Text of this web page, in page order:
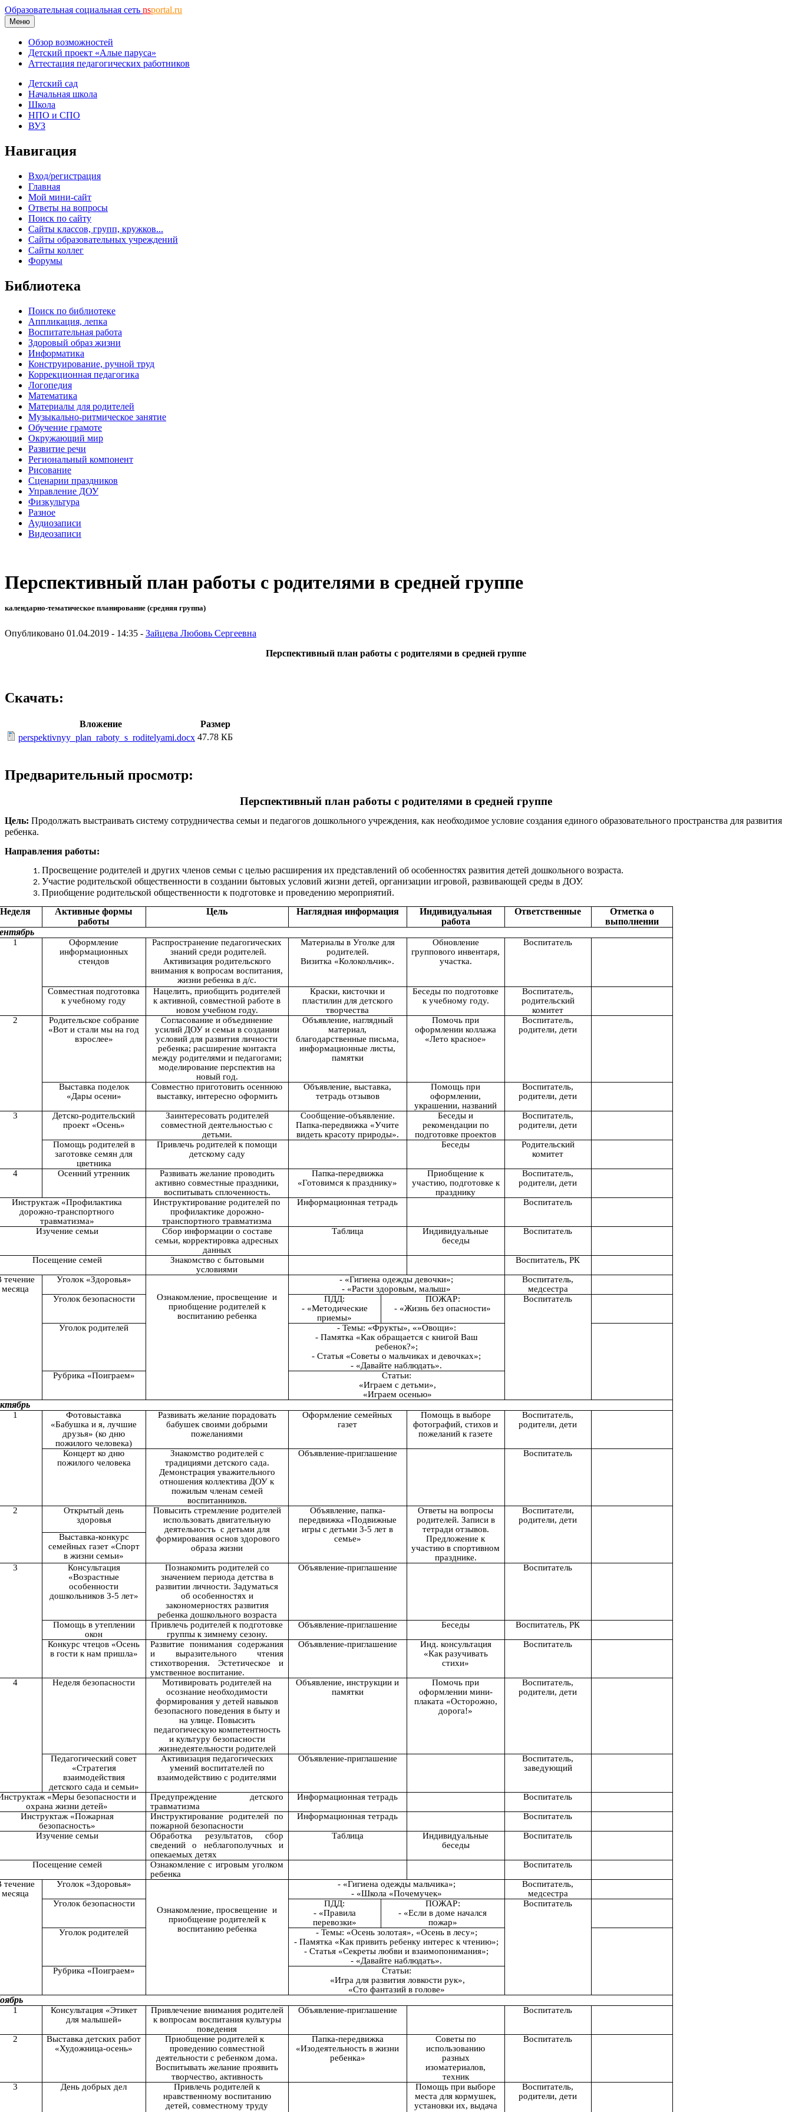
Образовательная социальная сеть nsportal.ru
Меню
Обзор возможностей
Детский проект «Алые паруса»
Аттестация педагогических работников
Детский сад
Начальная школа
Школа
НПО и СПО
ВУЗ
Навигация
Вход/регистрация
Главная
Мой мини-сайт
Ответы на вопросы
Поиск по сайту
Сайты классов, групп, кружков...
Сайты образовательных учреждений
Сайты коллег
Форумы
Библиотека
Поиск по библиотеке
Аппликация, лепка
Воспитательная работа
Здоровый образ жизни
Информатика
Конструирование, ручной труд
Коррекционная педагогика
Логопедия
Математика
Материалы для родителей
Музыкально-ритмическое занятие
Обучение грамоте
Окружающий мир
Развитие речи
Региональный компонент
Рисование
Сценарии праздников
Управление ДОУ
Физкультура
Разное
Аудиозаписи
Видеозаписи
Перспективный план работы с родителями в средней группе
календарно-тематическое планирование (средняя группа)
Опубликовано 01.04.2019 - 14:35 - Зайцева Любовь Сергеевна
Перспективный план работы с родителями в средней группе
Скачать:
Вложение
Размер
perspektivnyy_plan_raboty_s_roditelyami.docx 47.78 КБ
Предварительный просмотр:
Перспективный план работы с родителями в средней группе
Цель: Продолжать выстраивать систему сотрудничества семьи и педагогов дошкольного учреждения, как необходимое условие создания единого образовательного пространства для развития
ребенка.
Направления работы:
Просвещение родителей и других членов семьи с целью расширения их представлений об особенностях развития детей дошкольного возраста.
Участие родительской общественности в создании бытовых условий жизни детей, организации игровой, развивающей среды в ДОУ.
Приобщение родительской общественности к подготовке и проведению мероприятий.
Неделя
Активные формы
работы
Цель Наглядная информация
Индивидуальная
работа
Ответственные
Отметка о
выполнении
1
Оформление
информационных
стендов
Распространение педагогических
знаний среди родителей.
Активизация родительского
внимания к вопросам воспитания,
жизни ребенка в д/с.
Материалы в Уголке для
родителей.
Визитка «Колокольчик».
Обновление
группового инвентаря,
участка.
Воспитатель
Совместная подготовка
к учебному году
Нацелить, приобщить родителей
к активной, совместной работе в
новом учебном году.
Краски, кисточки и
пластилин для детского
творчества
Беседы по подготовке
к учебному году.
Воспитатель,
родительский
комитет
2
Родительское собрание
«Вот и стали мы на год
взрослее»
Согласование и объединение
усилий ДОУ и семьи в создании
условий для развития личности
ребенка; расширение контакта
между родителями и педагогами;
моделирование перспектив на
новый год.
Объявление, наглядный
материал,
благодарственные письма,
информационные листы,
памятки
Помочь при
оформлении коллажа
«Лето красное»
Воспитатель,
родители, дети
Выставка поделок
«Дары осени»
Совместно приготовить осеннюю
выставку, интересно оформить
Объявление, выставка,
тетрадь отзывов
Помощь при
оформлении,
украшении, названий
Воспитатель,
родители, дети
3
Детско-родительский
проект «Осень»
Заинтересовать родителей
совместной деятельностью с
детьми.
Сообщение-объявление.
Папка-передвижка «Учите
видеть красоту природы».
Беседы и
рекомендации по
подготовке проектов
Воспитатель,
родители, дети
Помощь родителей в
заготовке семян для
цветника
Привлечь родителей к помощи
детскому саду
Беседы
Родительский
комитет
4 Осенний утренник
Развивать желание проводить
активно совместные праздники,
воспитывать сплоченность.
Папка-передвижка
«Готовимся к празднику»
Приобщение к
участию, подготовке к
празднику
Воспитатель,
родители, дети
Инструктаж «Профилактика
дорожно-транспортного
травматизма»
Инструктирование родителей по
профилактике дорожно-
транспортного травматизма
Информационная тетрадь Воспитатель
Изучение семьи
Сбор информации о составе
семьи, корректировка адресных
данных
Таблица
Индивидуальные
беседы
Воспитатель
Посещение семей
Знакомство с бытовыми
условиями
Воспитатель, РК
течение
месяца
Уголок «Здоровья»
Ознакомление, просвещение и
приобщение родителей к
воспитанию ребенка
- «Гигиена одежды девочки»;
- «Расти здоровым, малыш»
Воспитатель,
медсестра
Уголок безопасности
ПДД:
- «Методические
приемы»
ПОЖАР:
- «Жизнь без опасности»
Воспитатель
Уголок родителей
- Темы: «Фрукты», «»Овощи»:
- Памятка «Как обращается с книгой Ваш
ребенок?»;
- Статья «Советы о мальчиках и девочках»;
- «Давайте наблюдать».
Рубрика «Поиграем»
Статьи:
«Играем с детьми»,
«Играем осенью»
1
Фотовыставка
«Бабушка и я, лучшие
друзья» (ко дню
пожилого человека)
Развивать желание порадовать
бабушек своими добрыми
пожеланиями
Оформление семейных
газет
Помощь в выборе
фотографий, стихов и
пожеланий к газете
Воспитатель,
родители, дети
Концерт ко дню
пожилого человека
Знакомство родителей с
традициями детского сада.
Демонстрация уважительного
отношения коллектива ДОУ к
пожилым членам семей
воспитанников.
Объявление-приглашение Воспитатель
2
Открытый день
здоровья
Повысить стремление родителей
использовать двигательную
деятельность с детьми для
формирования основ здорового
образа жизни
Объявление, папка-
передвижка «Подвижные
игры с детьми 3-5 лет в
семье»
Ответы на вопросы
родителей. Записи в
тетради отзывов.
Предложение к
участию в спортивном
празднике.
Воспитатели,
родители, дети
Выставка-конкурс
семейных газет «Спорт
в жизни семьи»
3
Консультация
«Возрастные
особенности
дошкольников 3-5 лет»
Познакомить родителей со
значением периода детства в
развитии личности. Задуматься
об особенностях и
закономерностях развития
ребенка дошкольного возраста
Объявление-приглашение Воспитатель
Помощь в утеплении
окон
Привлечь родителей к подготовке
группы к зимнему сезону.
Объявление-приглашение Беседы Воспитатель, РК
Конкурс чтецов «Осень
в гости к нам пришла»
Развитие понимания содержания
и выразительного чтения
стихотворения. Эстетическое и
умственное воспитание.
Объявление-приглашение
Инд. консультация
«Как разучивать
стихи»
Воспитатель
4 Неделя безопасности
Мотивировать родителей на
осознание необходимости
формирования у детей навыков
безопасного поведения в быту и
на улице. Повысить
педагогическую компетентность
и культуру безопасности
жизнедеятельности родителей
Объявление, инструкции и
памятки
Помочь при
оформлении мини-
плаката «Осторожно,
дорога!»
Воспитатель,
родители, дети
Педагогический совет
«Стратегия
взаимодействия
детского сада и семьи»
Активизация педагогических
умений воспитателей по
взаимодействию с родителями
Объявление-приглашение
Воспитатель,
заведующий
«Меры безопасности и
охрана жизни детей»
Предупреждение детского
травматизма
Информационная тетрадь Воспитатель
Инструктаж «Пожарная
безопасность»
Инструктирование родителей по
пожарной безопасности
Информационная тетрадь Воспитатель
Изучение семьи
Обработка результатов, сбор
сведений о неблагополучных и
опекаемых детях
Таблица
Индивидуальные
беседы
Воспитатель
Посещение семей
Ознакомление с игровым уголком
ребенка
Воспитатель
течение
месяца
Уголок «Здоровья»
Ознакомление, просвещение и
приобщение родителей к
воспитанию ребенка
- «Гигиена одежды мальчика»;
- «Школа «Почемучек»
Воспитатель,
медсестра
Уголок безопасности
ПДД:
- «Правила
перевозки»
ПОЖАР:
- «Если в доме начался
пожар»
Воспитатель
Уголок родителей
- Темы: «Осень золотая», «Осень в лесу»;
- Памятка «Как привить ребенку интерес к чтению»;
- Статья «Секреты любви и взаимопонимания»;
- «Давайте наблюдать».
Рубрика «Поиграем»
Статьи:
«Игра для развития ловкости рук»,
«Сто фантазий в голове»
1
Консультация «Этикет
для малышей»
Привлечение внимания родителей
к вопросам воспитания культуры
поведения
Объявление-приглашение Воспитатель
2
Выставка детских работ
«Художница-осень»
Приобщение родителей к
проведению совместной
деятельности с ребенком дома.
Воспитывать желание проявить
творчество, активность
Папка-передвижка
«Изодеятельность в жизни
ребенка»
Советы по
использованию
разных
изоматериалов,
техник
Воспитатель
3 День добрых дел
Привлечь родителей к
нравственному воспитанию
детей, совместному труду
Помощь при выборе
места для кормушек,
установки их, выдача
Воспитатель,
родители, дети